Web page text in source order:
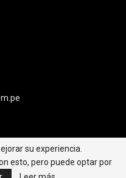
su experiencia.
esto, pero puede optar por